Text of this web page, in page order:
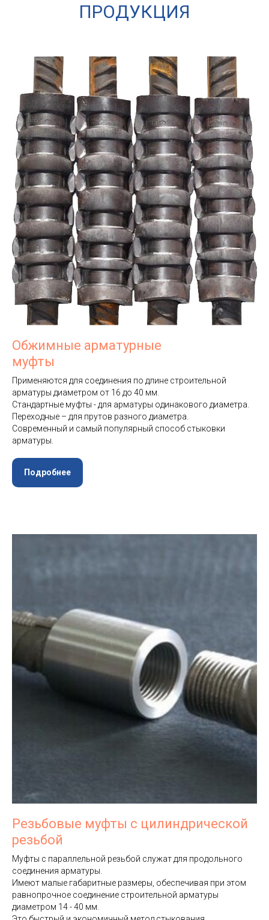
ПРОДУКЦИЯ
Обжимные арматурные
муфты
Применяются для соединения по длине строительной
арматуры диаметром от 16 до 40 мм.
Стандартные муфты - для арматуры одинакового диаметра.
Переходные – для прутов разного диаметра.
Современный и самый популярный способ стыковки
арматуры.
Подробнее
Резьбовые муфты с цилиндрической
резьбой
Муфты с параллельной резьбой служат для продольного
соединения арматуры.
Имеют малые габаритные размеры, обеспечивая при этом
равнопрочное соединение строительной арматуры
диаметром 14 - 40 мм.